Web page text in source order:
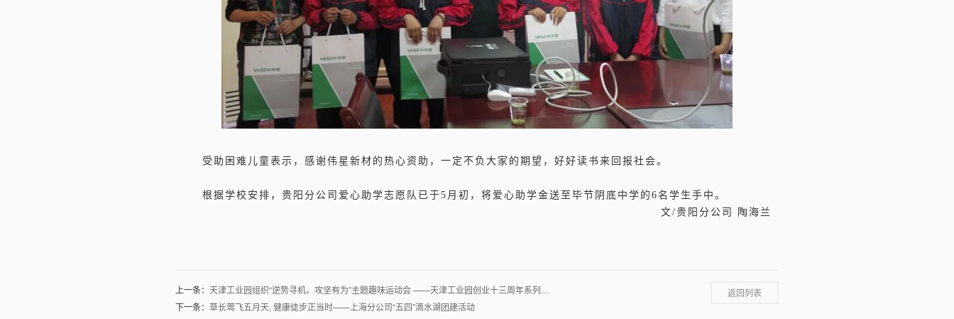
受助困难儿童表示，感谢伟星新材的热心资助，一定不负大家的期望，好好读书来回报社会。
根据学校安排，贵阳分公司爱心助学志愿队已于5月初，将爱心助学金送至毕节阴底中学的6名学生手中。
文/贵阳分公司 陶海兰
返回列表
上一条： 天津工业园组织“逆势寻机、攻坚有为”主题趣味运动会 ——天津工业园创业十三周年系列…
下一条： 草长莺飞五月天, 健康徒步正当时——上海分公司“五四”滴水湖团建活动